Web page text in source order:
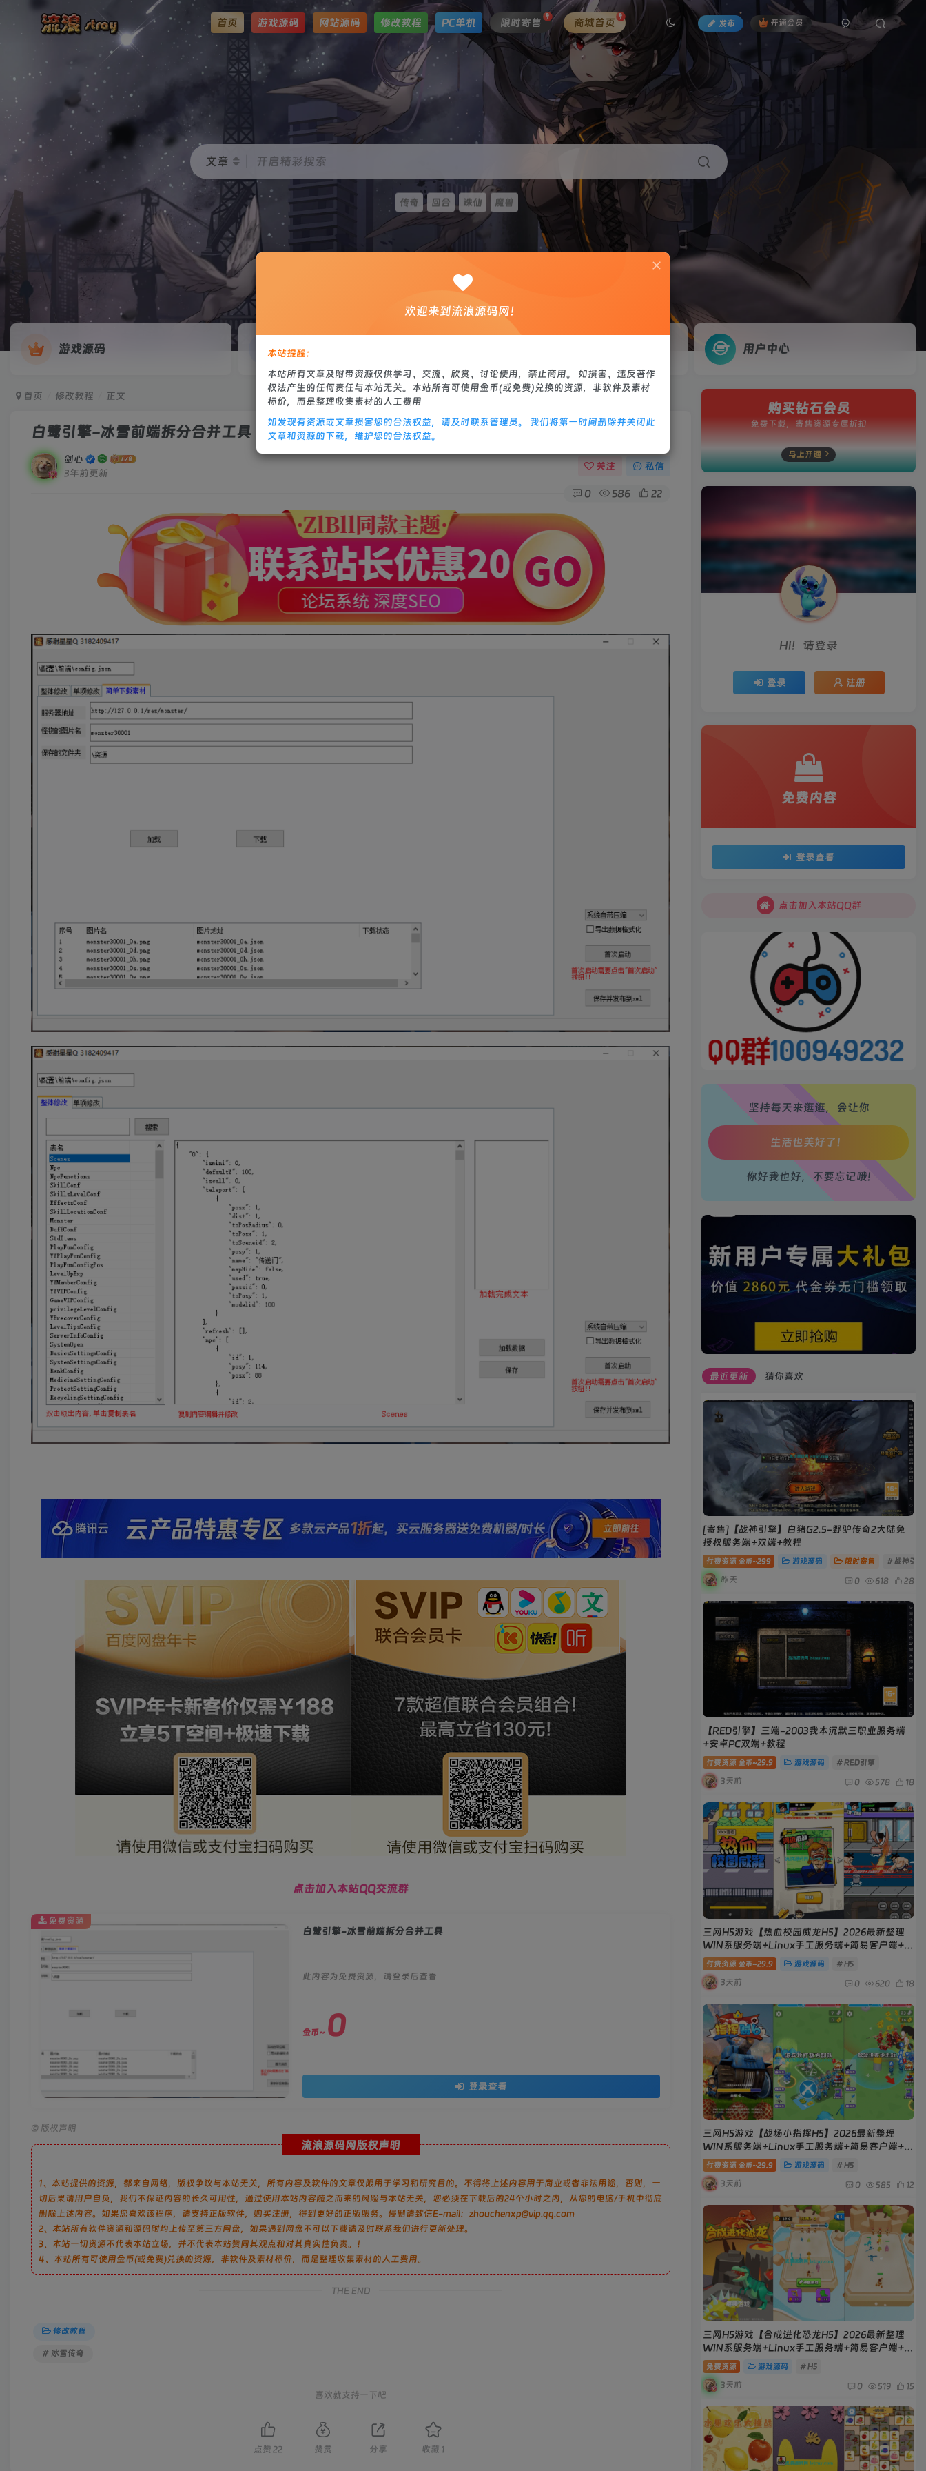
发布 开通会员
首页 游戏源码 网站源码 修改教程 PC单机 限时寄售 商城首页
文章 开启精彩搜索
传奇 回合 诛仙 魔兽
游戏源码 网站源码 用户中心
首页 修改教程 正文
白鹭引擎-冰雪前端拆分合并工具
剑心
3年前更新
关注 私信
0 586 22
点击加入本站QQ交流群
白鹭引擎-冰雪前端拆分合并工具
此内容为免费资源，请登录后查看
金币~ 0
登录查看
免费资源
© 版权声明
流浪源码网版权声明
1、本站提供的资源，都来自网络，版权争议与本站无关，所有内容及软件的文章仅限用于学习和研究目的。不得将上述内容用于商业或者非法用途，否则，一
切后果请用户自负，我们不保证内容的长久可用性，通过使用本站内容随之而来的风险与本站无关，您必须在下载后的24个小时之内，从您的电脑/手机中彻底
删除上述内容。如果您喜欢该程序，请支持正版软件，购买注册，得到更好的正版服务。侵删请致信E-mail：zhouchenxp@vip.qq.com
2、本站所有软件资源和源码附均上传至第三方网盘，如果遇到网盘不可以下载请及时联系我们进行更新处理。
3、本站一切资源不代表本站立场，并不代表本站赞同其观点和对其真实性负责。！
4、本站所有可使用金币(或免费)兑换的资源，非软件及素材标价，而是整理收集素材的人工费用。
THE END
修改教程
# 冰雪传奇
喜欢就支持一下吧
点赞 22 赞赏 分享 收藏 1
购买钻石会员
免费下载，寄售资源专属折扣
马上开通
Hi！请登录
登录 注册
免费内容
登录查看
点击加入本站QQ群
坚持每天来逛逛，会让你
生活也美好了！
心情也舒畅了！
腿也不痛了！
腰也不酸了！
工作也轻松了！
你好我也好，不要忘记哦!
最近更新 猜你喜欢
[寄售]【战神引擎】白猪G2.5-野驴传奇2大陆免
授权服务端+双端+教程
付费资源 金币~299 游戏源码 限时寄售 # 战神引擎
昨天 0 618 28
【RED引擎】三端-2003我本沉默三职业服务端
+安卓PC双端+教程
付费资源 金币~29.9 游戏源码 # RED引擎
3天前 0 578 18
三网H5游戏【热血校园威龙H5】2026最新整理
WIN系服务端+Linux手工服务端+简易客户端+教
程
付费资源 金币~29.9 游戏源码 # H5
3天前 0 620 18
三网H5游戏【战场小指挥H5】2026最新整理
WIN系服务端+Linux手工服务端+简易客户端+教
程
付费资源 金币~29.9 游戏源码 # H5
3天前 0 585 12
三网H5游戏【合成进化恐龙H5】2026最新整理
WIN系服务端+Linux手工服务端+简易客户端+教
程
免费资源 游戏源码 # H5
3天前 0 519 15
欢迎来到流浪源码网！
本站提醒：
本站所有文章及附带资源仅供学习、交流、欣赏、讨论使用，禁止商用。 如损害、违反著作
权法产生的任何责任与本站无关。本站所有可使用金币(或免费)兑换的资源，非软件及素材
标价，而是整理收集素材的人工费用
如发现有资源或文章损害您的合法权益，请及时联系管理员。 我们将第一时间删除并关闭此
文章和资源的下载，维护您的合法权益。